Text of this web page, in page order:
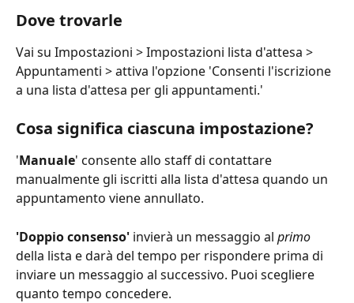
Dove trovarle
Vai su Impostazioni > Impostazioni lista d'attesa >
Appuntamenti > attiva l'opzione 'Consenti l'iscrizione
a una lista d'attesa per gli appuntamenti.'
Cosa significa ciascuna impostazione?
'Manuale' consente allo staff di contattare
manualmente gli iscritti alla lista d'attesa quando un
appuntamento viene annullato.
'Doppio consenso' invierà un messaggio al primo
della lista e darà del tempo per rispondere prima di
inviare un messaggio al successivo. Puoi scegliere
quanto tempo concedere.